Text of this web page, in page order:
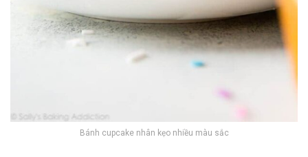
Bánh cupcake nhân kẹo nhiều màu sắc